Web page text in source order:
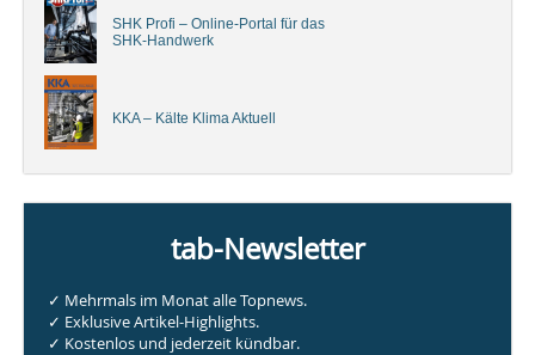
SHK Profi – Online-Portal für das
SHK-Handwerk
KKA – Kälte Klima Aktuell
tab-Newsletter
✓ Mehrmals im Monat alle Topnews.
✓ Exklusive Artikel-Highlights.
✓ Kostenlos und jederzeit kündbar.